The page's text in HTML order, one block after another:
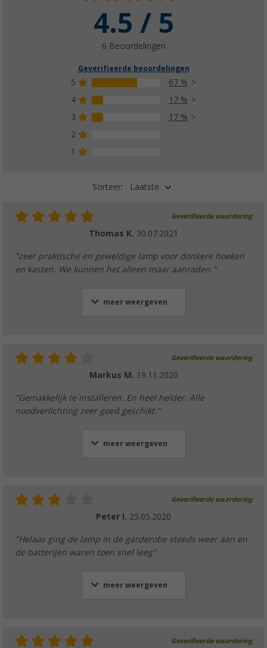
4.5 / 5
6 Beoordelingen
Geverifieerde beoordelingen
5
67 %
4
17 %
3
17 %
2
1
Sorteer: Laatste
Geverifieerde waardering
Thomas K. 30.07.2021
"zeer praktische en geweldige lamp voor donkere hoeken
en kasten. We kunnen het alleen maar aanraden."
meer weergeven
Geverifieerde waardering
Markus M. 19.11.2020
"Gemakkelijk te installeren. En heel helder. Alle
noodverlichting zeer goed geschikt."
meer weergeven
Geverifieerde waardering
Peter I. 25.05.2020
"Helaas ging de lamp in de garderobe steeds weer aan en
de batterijen waren toen snel leeg"
meer weergeven
Geverifieerde waardering